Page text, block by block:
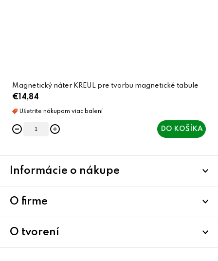
Magnetický náter KREUL pre tvorbu magnetické tabule
€14,84
DO KOŠÍKA
Informácie o nákupe
O firme
O tvorení